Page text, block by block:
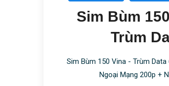
Sim Bùm
Trùm
Sim Bùm 150 Vina - Trùm
Ngoại Mạng 200p +